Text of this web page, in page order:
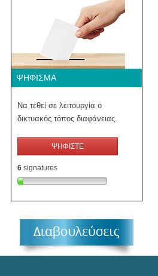
ΨΉΦΙΣΜΑ
Να τεθεί σε λειτουργία ο
δικτυακός τόπος διαφάνειας.
ΨΗΦΙΣΤΕ
6 signatures